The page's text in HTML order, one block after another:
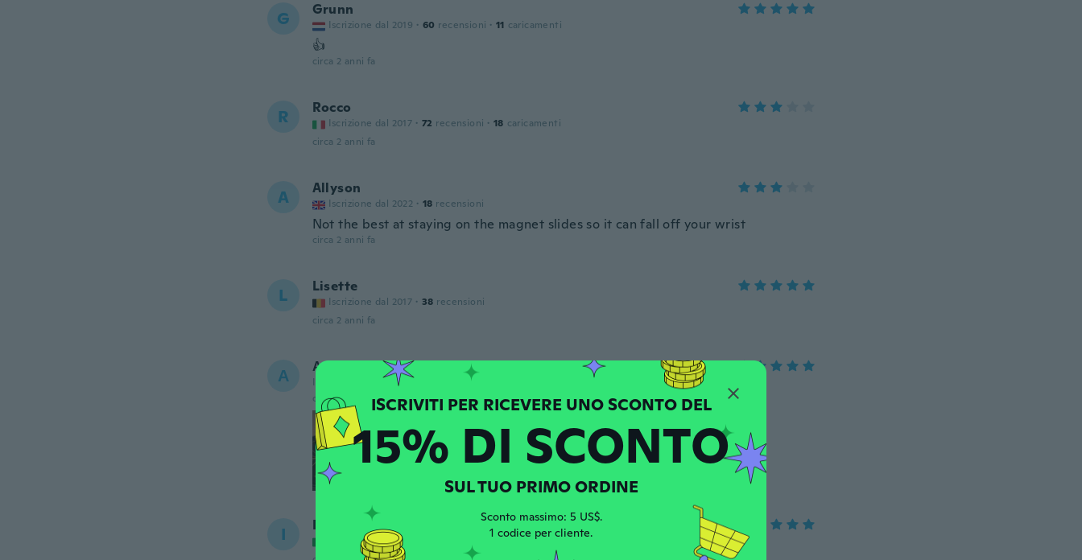
G Grunn
Iscrizione dal 2019 · 60 recensioni · 11 caricamenti
👍
circa 2 anni fa
R Rocco
Iscrizione dal 2017 · 72 recensioni · 18 caricamenti
circa 2 anni fa
A Allyson
Iscrizione dal 2022 · 18 recensioni
Not the best at staying on the magnet slides so it can fall off your wrist
circa 2 anni fa
L Lisette
Iscrizione dal 2017 · 38 recensioni
circa 2 anni fa
А Александр
Iscrizione dal 2019 · 35
circa 2 anni fa
I IOLANDA
Iscrizione dal 2016 recensioni 406 caricamenti
ISCRIVITI PER RICEVERE UNO SCONTO DEL
15% DI SCONTO
SUL TUO PRIMO ORDINE
Sconto massimo: 5 US$.
1 codice per cliente.